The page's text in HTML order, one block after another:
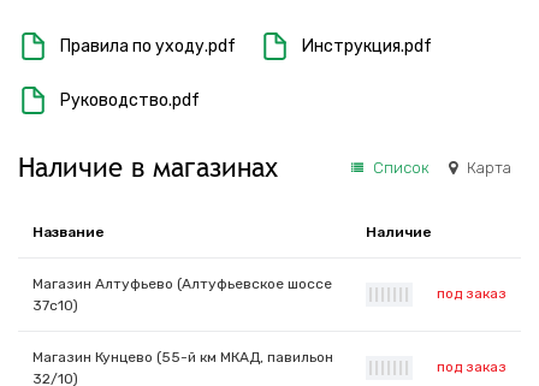
Правила по уходу.pdf Инструкция.pdf
Руководство.pdf
Наличие в магазинах Список Карта
Название Наличие
Магазин Алтуфьево (Алтуфьевское шоссе
37с10)
под заказ
Магазин Кунцево (55-й км МКАД, павильон
32/10)
под заказ